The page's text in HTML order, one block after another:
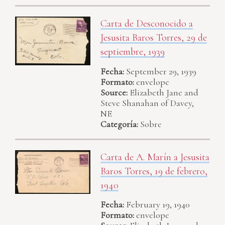
Carta de Desconocido a
Jesusita Baros Torres, 29 de
septiembre, 1939
Fecha: September 29, 1939
Formato:envelope
Source: Elizabeth Jane and
Steve Shanahan of Davey,
NE
Categoría: Sobre
Carta de A. Marín a Jesusita
Baros Torres, 19 de febrero,
1940
Fecha: February 19, 1940
Formato:envelope